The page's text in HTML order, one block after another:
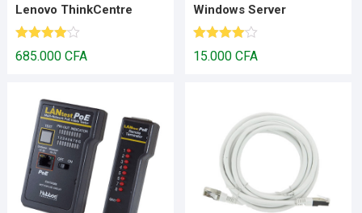
Lenovo ThinkCentre
Note4.00
sur 5
685.000 CFA
Windows Server
Note4.00
sur 5
15.000 CFA